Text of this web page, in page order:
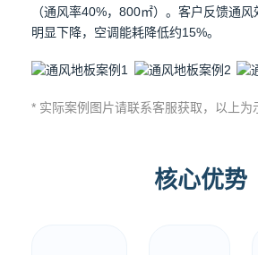
（通风率40%，800㎡）。客户反馈通
明显下降，空调能耗降低约15%。
* 实际案例图片请联系客服获取，以上为
核心优势